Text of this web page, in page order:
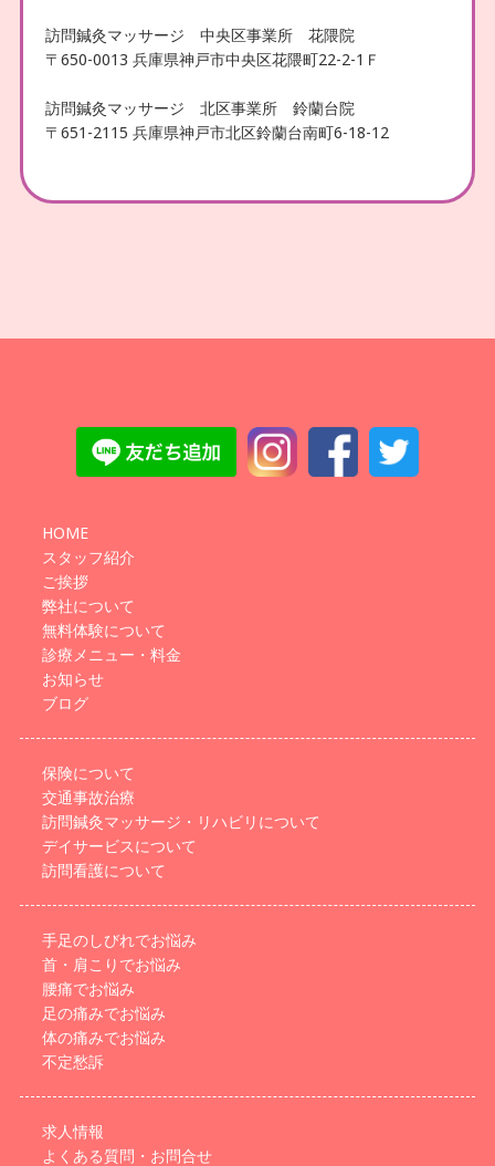
訪問鍼灸マッサージ 中央区事業所 花隈院
〒650-0013 兵庫県神戸市中央区花隈町22-2-1Ｆ
訪問鍼灸マッサージ 北区事業所 鈴蘭台院
〒651-2115 兵庫県神戸市北区鈴蘭台南町6-18-12
HOME
スタッフ紹介
ご挨拶
弊社について
無料体験について
診療メニュー・料金
お知らせ
ブログ
保険について
交通事故治療
訪問鍼灸マッサージ・リハビリについて
デイサービスについて
訪問看護について
手足のしびれでお悩み
首・肩こりでお悩み
腰痛でお悩み
足の痛みでお悩み
体の痛みでお悩み
不定愁訴
求人情報
よくある質問・お問合せ